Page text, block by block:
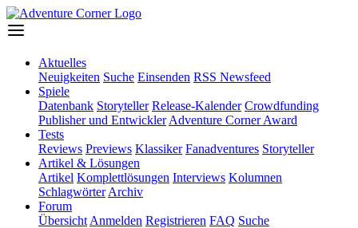
Aktuelles
Neuigkeiten Suche Einsenden RSS Newsfeed
Spiele
Datenbank Storyteller Release-Kalender Crowdfunding
Publisher und Entwickler Adventure Corner Award
Tests
Reviews Previews Klassiker Fanadventures Storyteller
Artikel & Lösungen
Artikel Komplettlösungen Interviews Kolumnen
Schlagwörter Archiv
Forum
Übersicht Anmelden Registrieren FAQ Suche